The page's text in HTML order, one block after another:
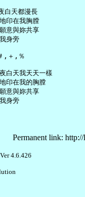
白天都漫長
印在我胸膛
意與妳共享
身旁
,＋,％
白天我天天一樣
印在我的胸膛
意與妳共享
Permanent link:
4.6.426